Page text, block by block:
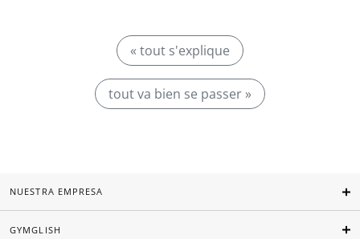
« tout s'explique
tout va bien se passer »
NUESTRA EMPRESA
GYMGLISH